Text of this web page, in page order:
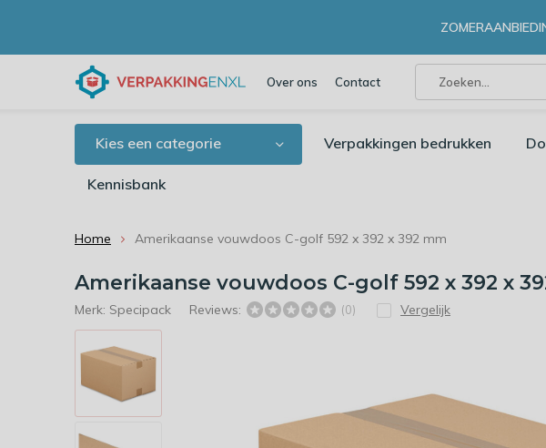
Over ons Contact
Kies een categorie Verpakkingen bedrukken
Kennisbank
Home Amerikaanse vouwdoos C-golf 592 x 392 x 392 mm
Amerikaanse vouwdoos C-golf 592 x 392 x
Merk: Specipack Reviews: (0) Vergelijk